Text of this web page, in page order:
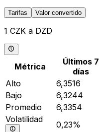
Tarifas Valor convertido
1 CZK a DZD
Métrica
Últimos 7
días
Alto
6,3516
Bajo
6,3244
Promedio
6,3354
Volatilidad
0,23%